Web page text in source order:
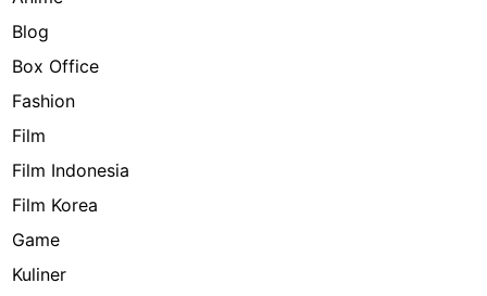
Blog
Box Office
Fashion
Film
Film Indonesia
Film Korea
Game
Kuliner